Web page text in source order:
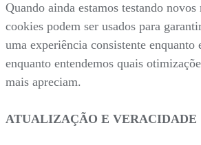
Quando ainda estamos testando novos
cookies podem ser usados para
uma experiência consistente enquanto
enquanto entendemos quais
mais apreciam.
ATUALIZAÇÃO E VERACIDADE